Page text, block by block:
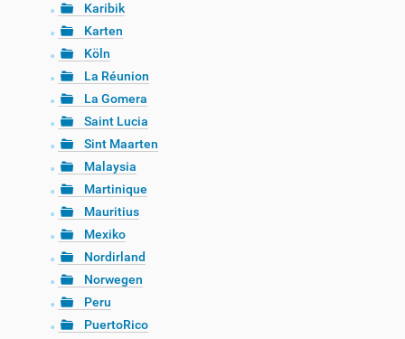
Karibik
Karten
Köln
La Réunion
La Gomera
Saint Lucia
Sint Maarten
Malaysia
Martinique
Mauritius
Mexiko
Nordirland
Norwegen
Peru
PuertoRico